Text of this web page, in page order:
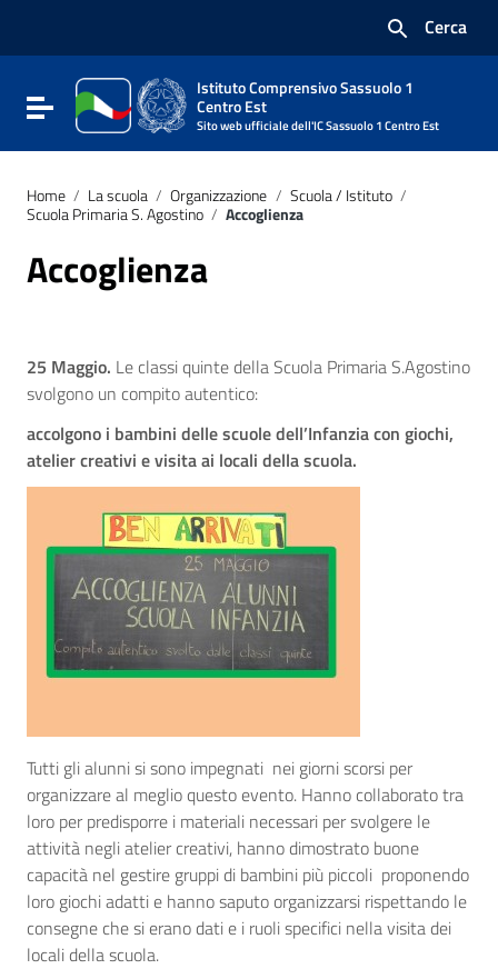
Vai al footer
Cerca
Attiva / disattiva la navigazione
Istituto Comprensivo Sassuolo 1
Centro Est
Sito web ufficiale dell'IC Sassuolo 1 Centro Est
Home / La scuola / Organizzazione / Scuola / Istituto /
Scuola Primaria S. Agostino / Accoglienza
Accoglienza
25 Maggio. Le classi quinte della Scuola Primaria S.Agostino
svolgono un compito autentico:
accolgono i bambini delle scuole dell’Infanzia con giochi,
atelier creativi e visita ai locali della scuola.
Tutti gli alunni si sono impegnati nei giorni scorsi per
organizzare al meglio questo evento. Hanno collaborato tra
loro per predisporre i materiali necessari per svolgere le
attività negli atelier creativi, hanno dimostrato buone
capacità nel gestire gruppi di bambini più piccoli proponendo
loro giochi adatti e hanno saputo organizzarsi rispettando le
consegne che si erano dati e i ruoli specifici nella visita dei
locali della scuola.